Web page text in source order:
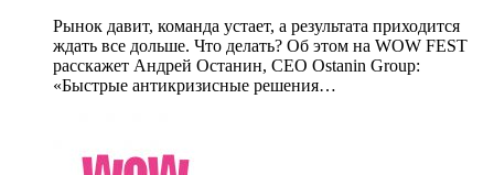
Рынок давит, команда устает, а результата приходится
ждать все дольше. Что делать? Об этом на WOW FEST
расскажет Андрей Останин, CEO Ostanin Group:
«Быстрые антикризисные решения…